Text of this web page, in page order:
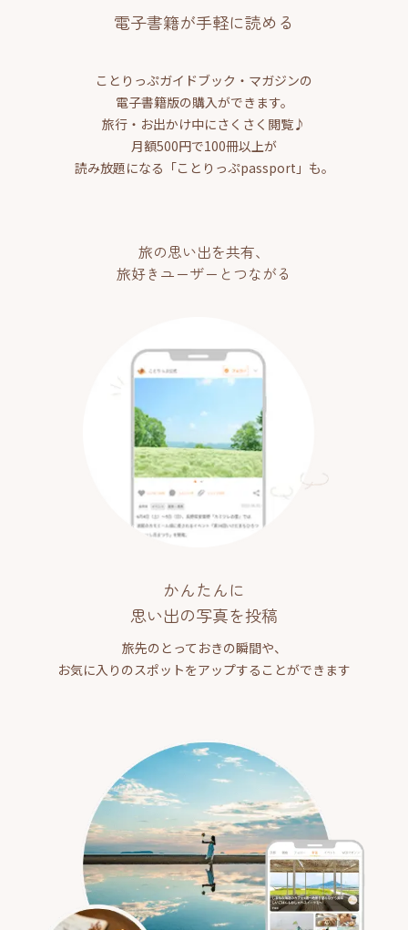
電子書籍が手軽に読める
ことりっぷガイドブック・マガジンの
電子書籍版の購入ができます。
旅行・お出かけ中にさくさく閲覧♪
月額500円で100冊以上が
読み放題になる「ことりっぷpassport」も。
旅の思い出を共有、
旅好きユーザーとつながる
かんたんに
思い出の写真を投稿
旅先のとっておきの瞬間や、
お気に入りのスポットをアップすることができます